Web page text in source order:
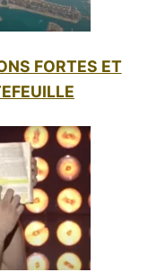
FORTES ET